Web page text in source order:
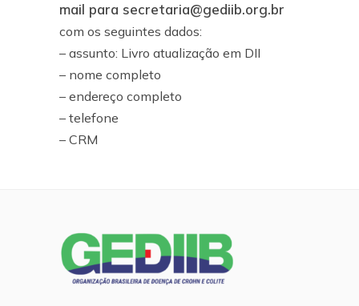
mail para secretaria@gediib.org.br
com os seguintes dados:
– assunto: Livro atualização em DII
– nome completo
– endereço completo
– telefone
– CRM